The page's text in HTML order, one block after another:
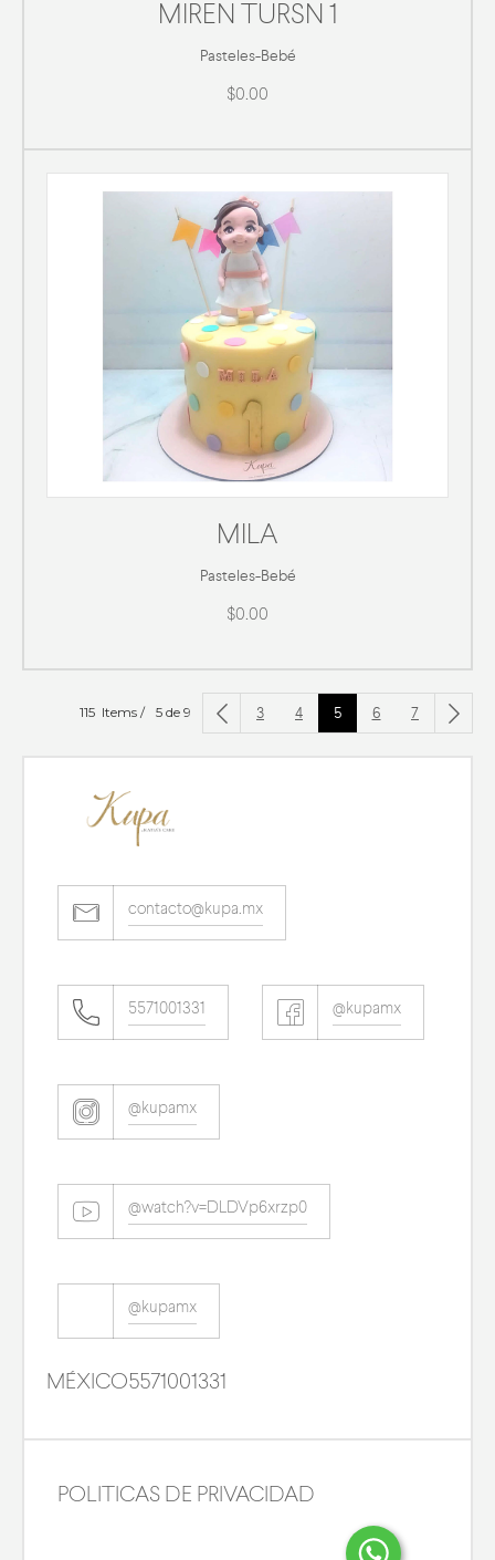
MIREN TURSN 1
Pasteles-Bebé
$0.00
MILA
Pasteles-Bebé
$0.00
115 Items / 5 de 9 3 4 5 6 7
contacto@kupa.mx
5571001331 @kupamx
@kupamx
@watch?v=DLDVp6xrzp0
@kupamx
MÉXICO5571001331
POLITICAS DE PRIVACIDAD